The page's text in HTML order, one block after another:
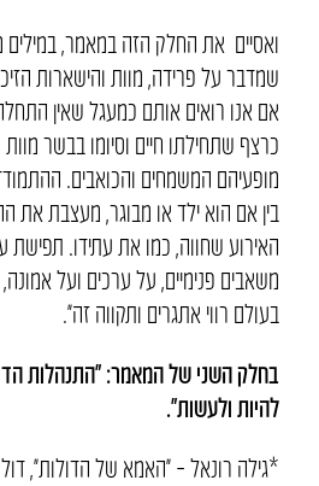
ואסיים את החלק הזה במאמר,
שמדבר על פרידה, מוות והישארות
אם אנו רואים אותם כמעגל שאין
כרצף שתחילתו חיים וסיומו בבשר מוות
מופעיהם המשמחים והכואבים.
בין אם הוא ילד או מבוגר, מעצבת את
האירוע שחווה, כמו את עתידו.
משאבים פנימיים, על ערכים ועל
בעולם רווי אתגרים ותקווה זה״.
בחלק השני של המאמר: ״התנהלות
להיות ולעשות״.
*גילה רונאל – ״האמא של הדולות״,